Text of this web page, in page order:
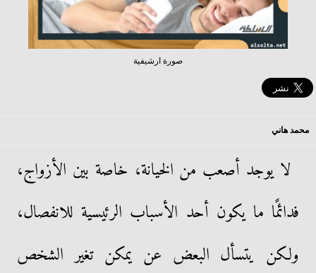
صورة ارشيفية
محمد هاني
لا يوجد أصعب من الخيانة، خاصة بين الأزواج،
فدائمًا ما يكون أحد الأسباب الرئيسية للانفصال،
ولكن يتسأل البعض عن يمكن تغير الشخص